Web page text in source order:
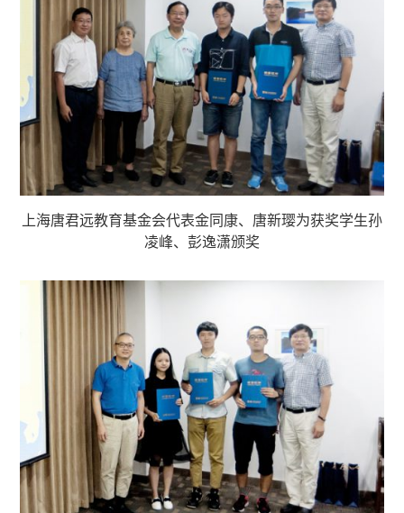
上海唐君远教育基金会代表金同康、唐新璎为获奖学生孙
凌峰、彭逸潇颁奖